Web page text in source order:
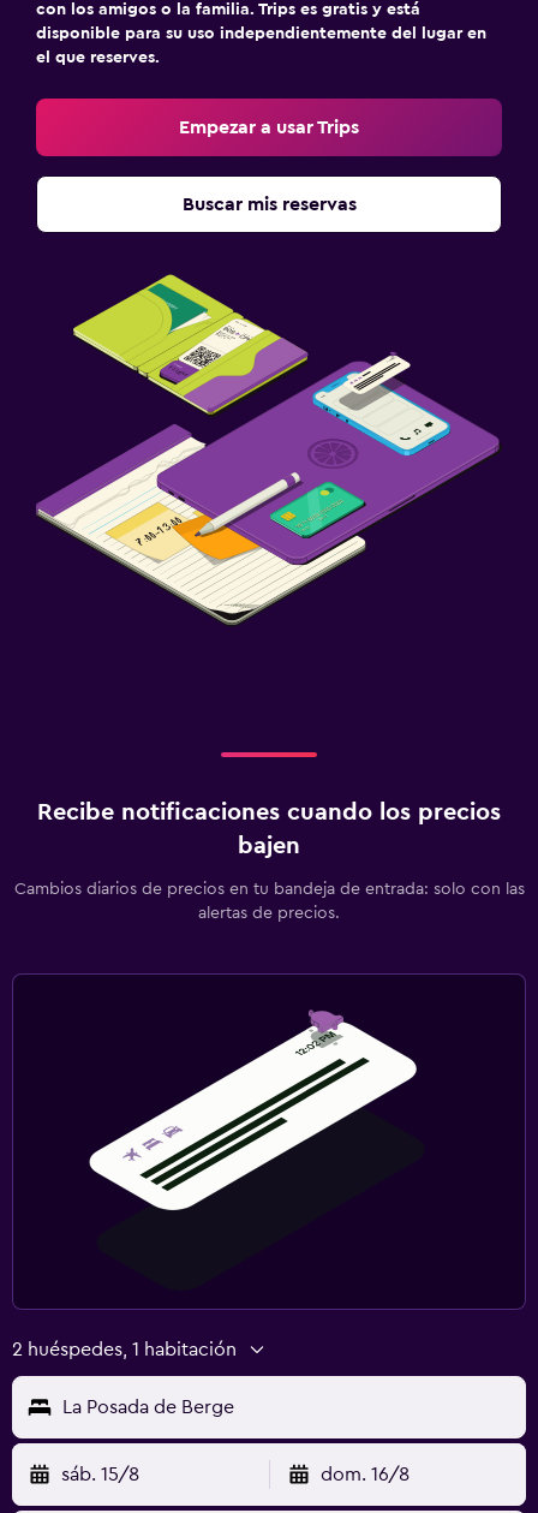
con los amigos o la familia. Trips es gratis y está
disponible para su uso independientemente del lugar en
el que reserves.
Empezar a usar Trips
Buscar mis reservas
Recibe notificaciones cuando los precios
bajen
Cambios diarios de precios en tu bandeja de entrada: solo con las
alertas de precios.
2 huéspedes, 1 habitación
La Posada de Berge
sáb. 15/8 dom. 16/8